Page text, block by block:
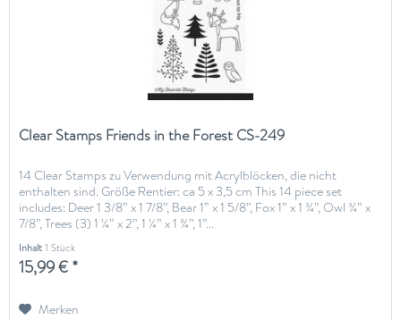
Clear Stamps Friends in the Forest CS-249
14 Clear Stamps zu Verwendung mit Acrylblöcken, die nicht
enthalten sind. Größe Rentier: ca 5 x 3,5 cm This 14 piece set
includes: Deer 1 3/8” x 1 7/8”, Bear 1” x 1 5/8”, Fox 1” x 1 ¾”, Owl ¾” x
7/8”, Trees (3) 1 ¼” x 2”, 1 ¼” x 1 ¾”, 1”...
Inhalt1 Stück
15,99 € *
Merken